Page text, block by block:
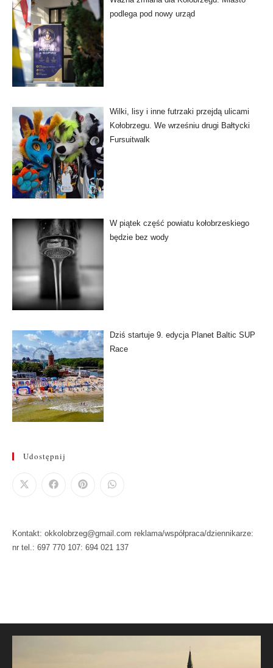
podlega pod nowy urząd
Wilki, lisy i inne futrzaki przejdą ulicami
Kołobrzegu. We wrześniu drugi Bałtycki
Fursuitwalk
W piątek część powiatu kołobrzeskiego
będzie bez wody
Dziś startuje 9. edycja Planet Baltic SUP
Race
Udostępnij
Kontakt: okkolobrzeg@gmail.com reklama/współpraca/dziennikarze:
nr tel.: 697 770 107: 694 021 137